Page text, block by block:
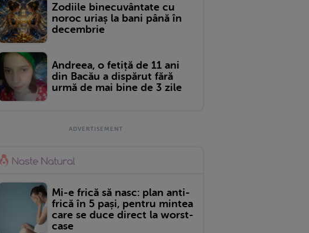
Zodiile binecuvântate cu
noroc uriaș la bani până în
decembrie
Andreea, o fetiță de 11 ani
din Bacău a dispărut fără
urmă de mai bine de 3 zile
Mi-e frică să nasc: plan anti-
frică în 5 pași, pentru mintea
care se duce direct la worst-
case